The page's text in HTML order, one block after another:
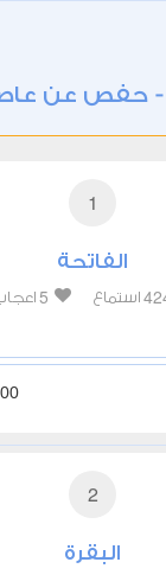
- حفص عن
1
الفاتحة
استماع 5
2
البقرة